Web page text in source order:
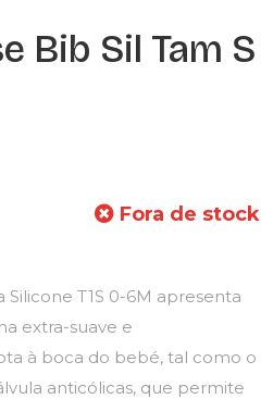
Bib Sil Tam S
Fora de stock
T1S 0-6M apresenta
extra-suave e
à boca do bebé, tal como o
anticólicas, que permite